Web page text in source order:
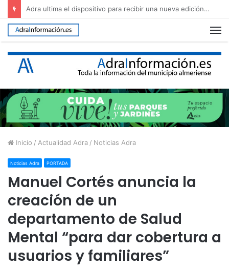
Adra regula el uso del Cerro de Montecristo para garantizar su conservación
Inicio / Actualidad Adra / Noticias Adra
Noticias Adra PORTADA
Manuel Cortés anuncia la
creación de un
departamento de Salud
Mental “para dar cobertura a
usuarios y familiares”